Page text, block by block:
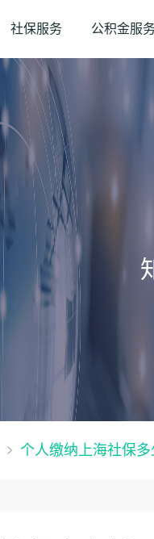
社保服务 公积金服
个人缴纳上海社保多